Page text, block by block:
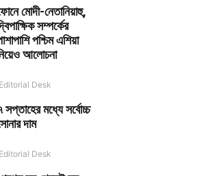
মোদী-নেতানিয়াহু,
সম্পর্কের
পশ্চিম এশিয়া
আলোচনা
Editorial Desk
সপ্তাহের মধ্যে সর্বোচ্চ
দাম
Editorial Desk